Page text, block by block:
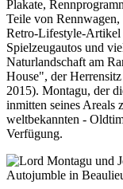
Plakate,
Teile von
Retro-Lifestyle-Artikel
Spielzeugautos und
Naturlandschaft am
House", der
2015). Montagu, der
inmitten seines Areals
weltbekannten -
Verfügung.